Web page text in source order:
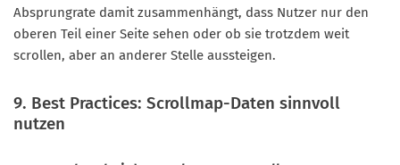
Absprungrate damit zusammenhängt, dass Nutzer nur den
oberen Teil einer Seite sehen oder ob sie trotzdem weit
scrollen, aber an anderer Stelle aussteigen.
9. Best Practices: Scrollmap-Daten sinnvoll
nutzen